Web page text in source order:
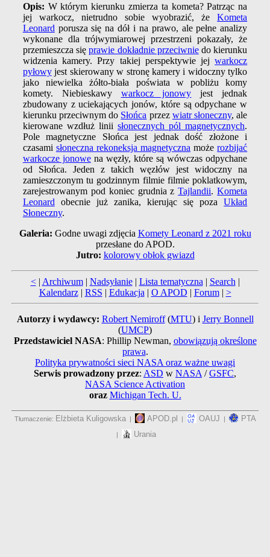
Opis: W którym kierunku zmierza ta kometa? Patrząc na
jej warkocz, nietrudno sobie wyobrazić, żeKometa
Leonard porusza się na dół i na prawo, ale pełne analizy
wykonane dla trójwymiarowej przestrzeni pokazały, że
przemieszcza sięprawie dokładnie przeciwniedo kierunku
widzenia kamery. Przy takiej perspektywie jejwarkocz
pyłowyjest skierowany w stronę kamery i widoczny tylko
jako niewielka żółto-biała poświata w pobliżu komy
komety. Niebieskawy warkocz jonowy jest jednak
zbudowany z uciekających jonów, które są odpychane w
kierunku przeciwnym do Słońca przez wiatr słoneczny, ale
kierowane wzdłuż liniisłonecznych pól magnetycznych.
Pole magnetyczne Słońca jest jednak dość złożone i
czasami słoneczna rekoneksja magnetyczna możerozbijać
warkocze jonowena węzły, które są wówczas odpychane
od Słońca. Jeden z takich węzłów jest widoczny na
zamieszczonym tu godzinnym filmie filmie poklatkowym,
zarejestrowanym pod koniec grudnia zTajlandii.Kometa
Leonard obecnie już zanika, kierując się pozaUkład
Słoneczny.
Galeria: Godne uwagi zdjęcia Komety Leonard z 2021 roku
przesłane do APOD.
Jutro: kolorowy obłok gwiazd
<| Archiwum| Nadsyłanie| Lista tematyczna | Search |
Kalendarz| RSS | Edukacja | O APOD | Forum| >
Autorzy i wydawcy: Robert Nemiroff(MTU) i Jerry Bonnell
(UMCP)
Przedstawiciel NASA: Phillip Newman, obowiązują określone
prawa.
Polityka prywatności sieci NASA oraz ważne uwagi
Serwis prowadzony przez: ASD w NASA /GSFC,
NASA Science Activation
oraz Michigan Tech. U.
Tłumaczenie: Elżbieta Kuligowska| APOD.pl | OAUJ | PTA
| Urania